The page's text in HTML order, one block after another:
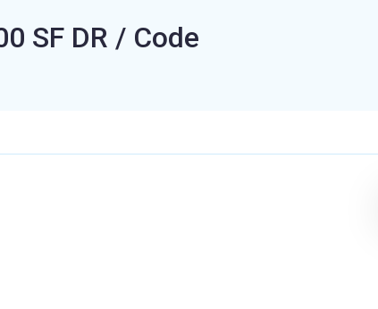
SF DR / Code